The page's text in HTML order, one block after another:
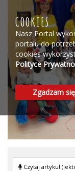
COOKIES
Nasz Portal
portalu do
cookies
Polityce
Zgadzam się
Czytaj artykuł